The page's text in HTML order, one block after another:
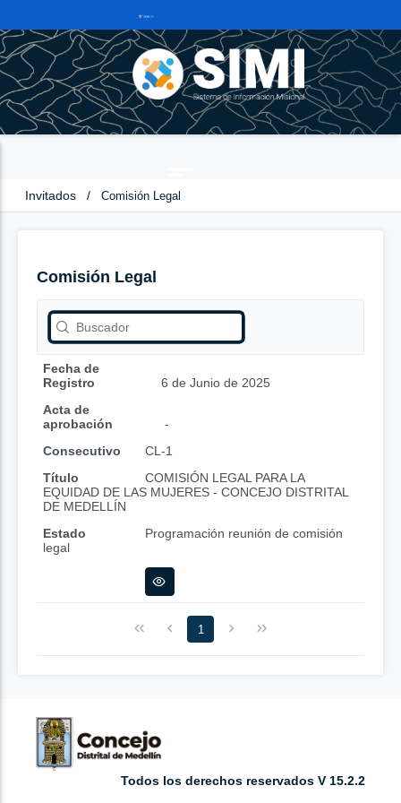
Invitados / Comisión Legal
Comisión Legal
Fecha de
Registro
6 de Junio de 2025
Acta de
aprobación
-
Consecutivo
CL-1
Título
COMISIÓN LEGAL PARA LA
EQUIDAD DE LAS MUJERES - CONCEJO DISTRITAL
DE MEDELLÍN
Estado
Programación reunión de comisión
legal
1
Todos los derechos reservados V 15.2.2